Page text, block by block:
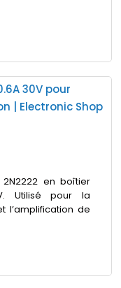
30V pour
| Electronic Shop
2N2222 en boîtier
Utilisé pour la
l’amplification de